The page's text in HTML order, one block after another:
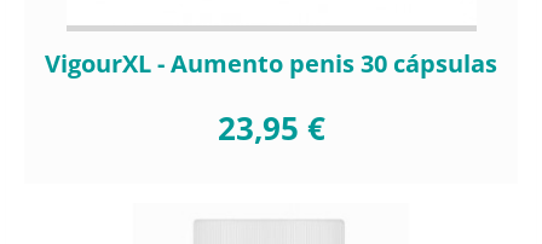
VigourXL - Aumento penis 30 cápsulas
23,95 €